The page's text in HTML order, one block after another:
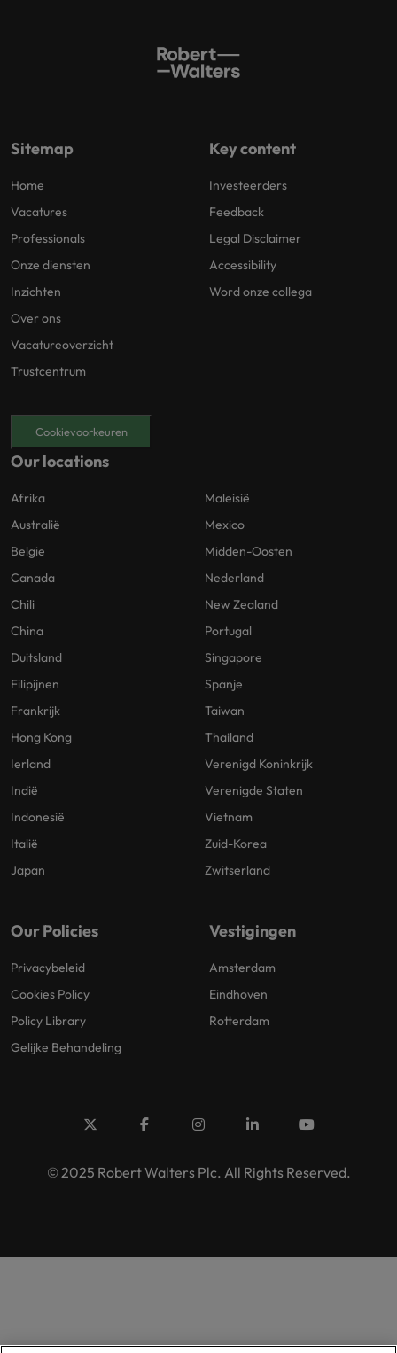
Sitemap
Home
Vacatures
Professionals
Onze diensten
Inzichten
Over ons
Vacatureoverzicht
Trustcentrum
Key content
Investeerders
Feedback
Legal Disclaimer
Accessibility
Word onze collega
Cookievoorkeuren
Our locations
Afrika
Australië
Belgie
Canada
Chili
China
Duitsland
Filipijnen
Frankrijk
Hong Kong
Ierland
Indië
Indonesië
Italië
Japan
Maleisië
Mexico
Midden-Oosten
Nederland
New Zealand
Portugal
Singapore
Spanje
Taiwan
Thailand
Verenigd Koninkrijk
Verenigde Staten
Vietnam
Zuid-Korea
Zwitserland
Our Policies
Privacybeleid
Cookies Policy
Policy Library
Gelijke Behandeling
Vestigingen
Amsterdam
Eindhoven
Rotterdam
© 2025 Robert Walters Plc. All Rights Reserved.